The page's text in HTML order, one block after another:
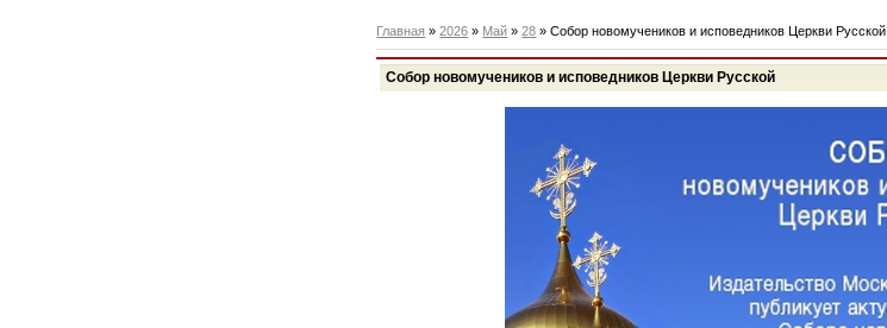
Главная »2026 » Май » 28 » Собор новомучеников и исповедников Церкви Русской
Собор новомучеников и исповедников Церкви Русской